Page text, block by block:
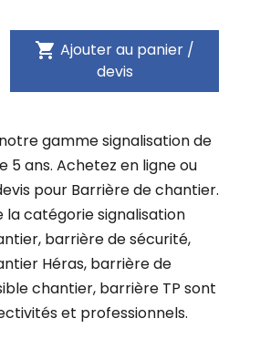
shopping_cart Ajouter au panier /
devis
gamme signalisation de
5 ans. Achetez en ligne ou
pour Barrière de chantier.
la catégorie signalisation
barrière de sécurité,
Héras, barrière de
chantier, barrière TP sont
et professionnels.